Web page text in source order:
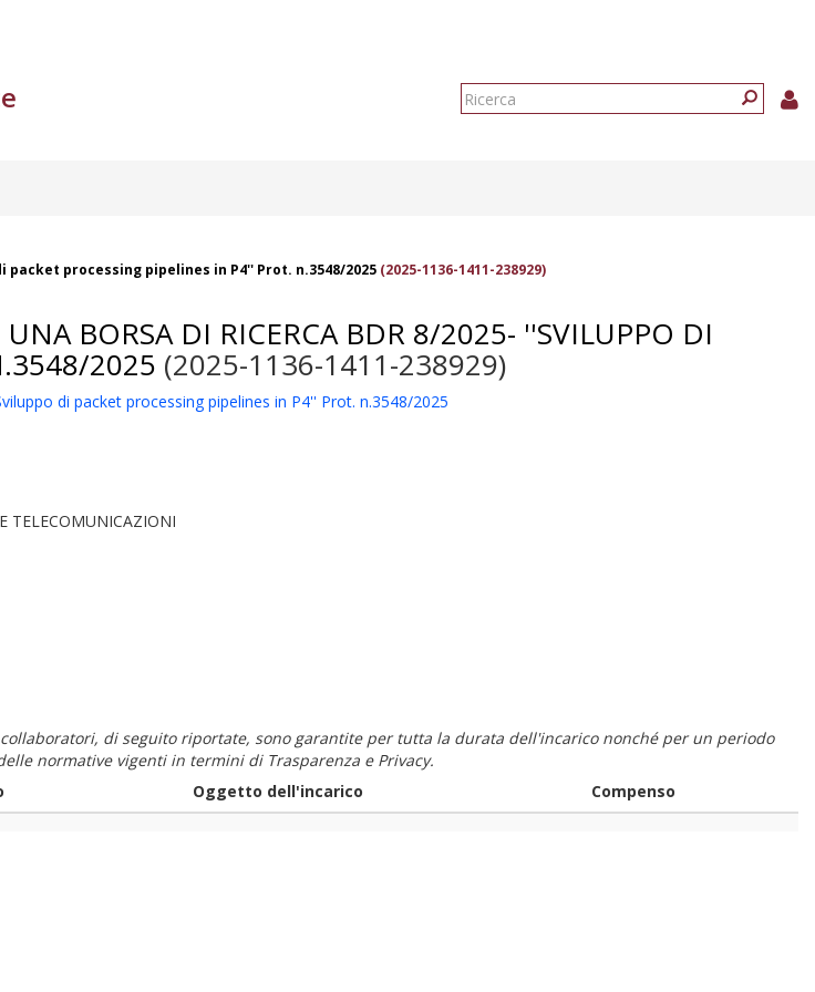
Form
di packet processing pipelines in P4'' Prot. n.3548/2025 (2025-1136-1411-238929)
BORSA DI RICERCA BDR 8/2025- ''SVILUPPO DI
2025 (2025-1136-1411-238929)
di packet processing pipelines in P4'' Prot. n.3548/2025
TELECOMUNICAZIONI
di seguito riportate, sono garantite per tutta la durata dell'incarico nonché per un periodo
normative vigenti in termini di Trasparenza e Privacy.
Oggetto dell'incarico Compenso